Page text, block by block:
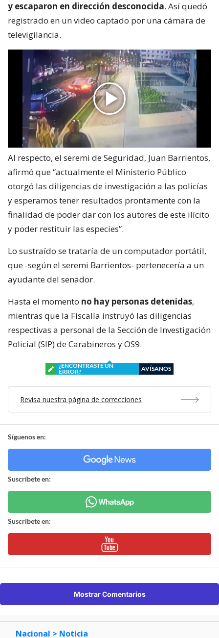
y escaparon en dirección desconocida. Así quedó
registrado en un video captado por una cámara de
televigilancia.
Al respecto, el seremi de Seguridad, Juan Barrientos,
afirmó que “actualmente el Ministerio Público
otorgó las diligencias de investigación a las policías
y esperamos tener resultados prontamente con la
finalidad de poder dar con los autores de este ilícito
y poder restituir las especies”.
Lo sustraído se trataría de un computador portátil,
que -según el seremi Barrientos- pertenecería a un
ayudante del senador.
Hasta el momento no hay personas detenidas,
mientras que la Fiscalía instruyó las diligencias
respectivas a personal de la Sección de Investigación
Policial (SIP) de Carabineros y OS9.
¿ENCONTRASTE UN
ERROR?
AVÍSANOS
Revisa nuestra página de correcciones
Síguenos en:
Suscríbete en:
Suscríbete en:
Mostrar Comentarios
Nacional > Noticia